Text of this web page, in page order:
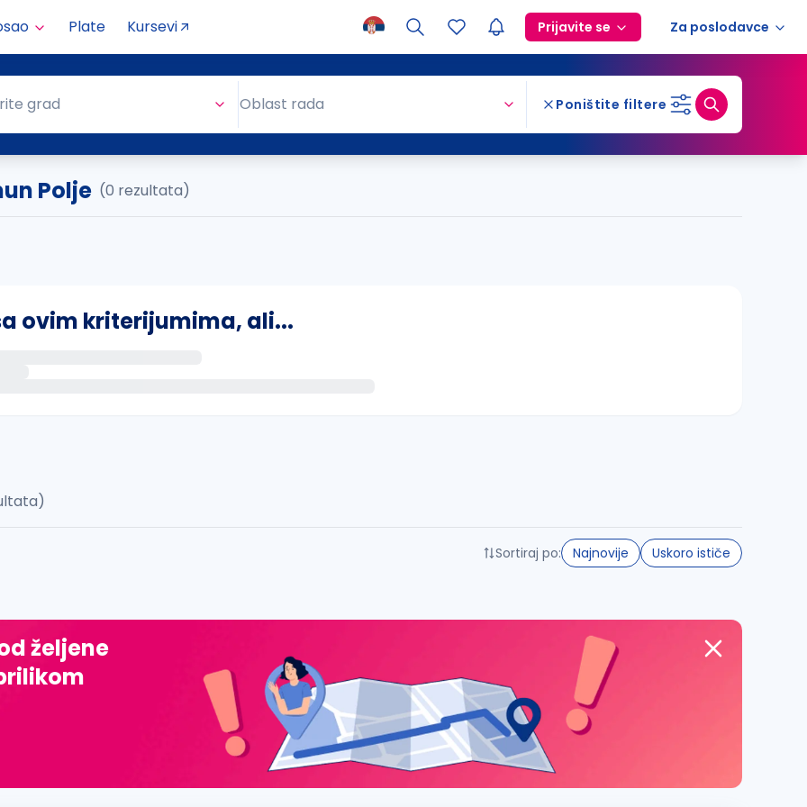
Plate Kursevi Prijavite se Za poslodavce
grad Oblast rada Poništite filtere
Polje (0 rezultata)
ovim kriterijumima, ali...
đ, ž, dž)
Sortiraj po: Najnovije Uskoro ističe
željene